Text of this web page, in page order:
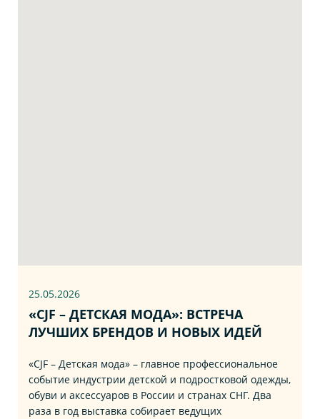
25.05.2026
«CJF – ДЕТСКАЯ МОДА»: ВСТРЕЧА
ЛУЧШИХ БРЕНДОВ И НОВЫХ ИДЕЙ
«CJF – Детская мода» – главное профессиональное
событие индустрии детской и подростковой одежды,
обуви и аксессуаров в России и странах СНГ. Два
раза в год выставка собирает ведущих